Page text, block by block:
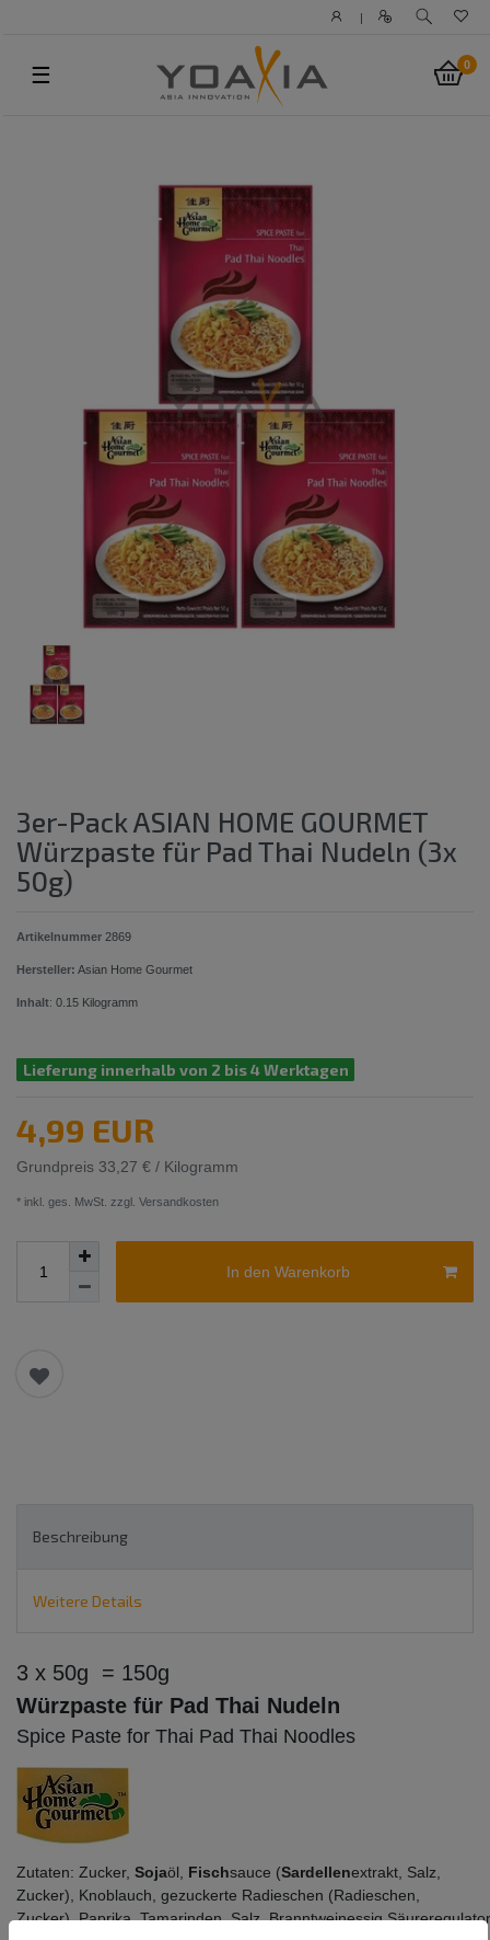
|
0
☰
3er-Pack ASIAN HOME GOURMET
Würzpaste für Pad Thai Nudeln (3x
50g)
Artikelnummer 2869
Hersteller: Asian Home Gourmet
Inhalt: 0.15 Kilogramm
Lieferung innerhalb von 2 bis 4 Werktagen
4,99 EUR
Grundpreis 33,27 € / Kilogramm
* inkl. ges. MwSt. zzgl. Versandkosten
In den Warenkorb
Beschreibung
Weitere Details
3 x 50g = 150g
Würzpaste für Pad Thai Nudeln
Spice Paste for Thai Pad Thai Noodles
Zutaten: Zucker, Sojaöl, Fischsauce (Sardellenextrakt, Salz,
Zucker), Knoblauch, gezuckerte Radieschen (Radieschen,
Zucker),Paprika,Tamarinden,Salz,Branntweinessig,